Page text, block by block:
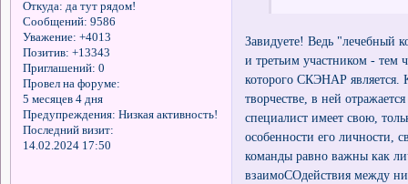
Откуда: да тут рядом!
Сообщений: 9586
Уважение: +4013
Позитив: +13343
Приглашений: 0
Провел на форуме:
5 месяцев 4 дня
Предупреждения: Низкая активность!
Последний визит:
14.02.2024 17:50
Завидуете! Ведь "лечебный
и третьим участником -
которого СКЭНАР является.
творчестве, в ней
специалист имеет свою,
особенности его личности,
команды равно важны как
взаимоСОдействия между